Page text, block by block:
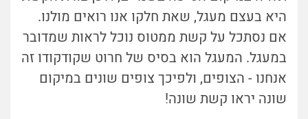
היא בעצם מעגל, שאת חלקו אנו רואים מולנו.
אם נסתכל על קשת ממטוס נוכל לראות שמדובר
במעגל. המעגל הוא בסיס של חרוט שקודקודו זה
אנחנו - הצופים, ולפיכך צופים שונים במיקום
שונה יראו קשת שונה!